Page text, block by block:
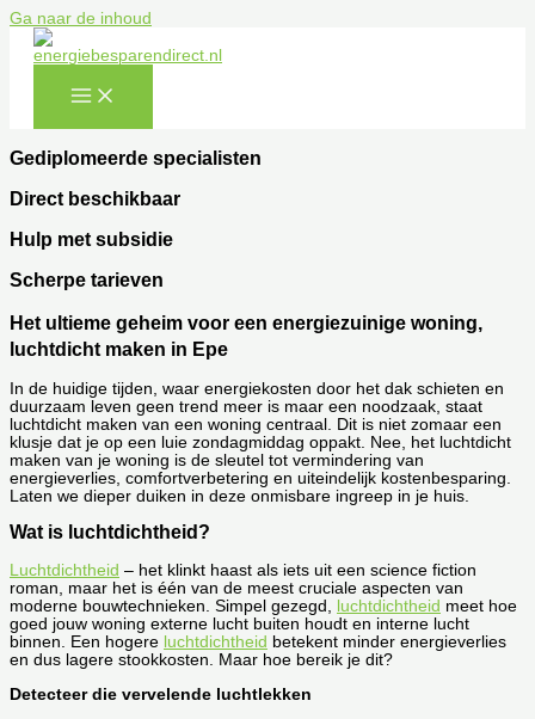
Ga naar de inhoud
Gediplomeerde specialisten
Direct beschikbaar
Hulp met subsidie
Scherpe tarieven
Het ultieme geheim voor een energiezuinige woning,
luchtdicht maken in Epe
In de huidige tijden, waar energiekosten door het dak schieten en
duurzaam leven geen trend meer is maar een noodzaak, staat
luchtdicht maken van een woning centraal. Dit is niet zomaar een
klusje dat je op een luie zondagmiddag oppakt. Nee, het luchtdicht
maken van je woning is de sleutel tot vermindering van
energieverlies, comfortverbetering en uiteindelijk kostenbesparing.
Laten we dieper duiken in deze onmisbare ingreep in je huis.
Wat is luchtdichtheid?
Luchtdichtheid – het klinkt haast als iets uit een science fiction
roman, maar het is één van de meest cruciale aspecten van
moderne bouwtechnieken. Simpel gezegd, luchtdichtheid meet hoe
goed jouw woning externe lucht buiten houdt en interne lucht
binnen. Een hogere luchtdichtheid betekent minder energieverlies
en dus lagere stookkosten. Maar hoe bereik je dit?
Detecteer die vervelende luchtlekken